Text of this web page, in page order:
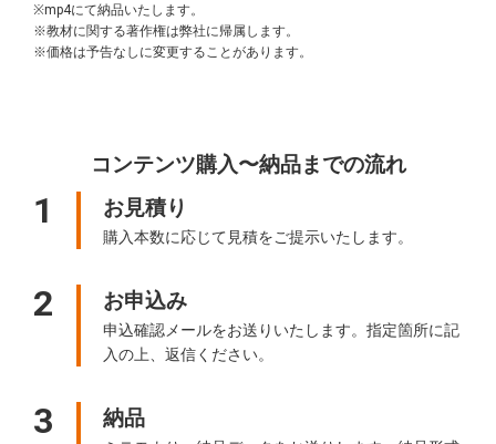
※mp4にて納品いたします。
※教材に関する著作権は弊社に帰属します。
※価格は予告なしに変更することがあります。
コンテンツ購入〜納品までの流れ
1 お見積り
購入本数に応じて見積をご提示いたします。
2 お申込み
申込確認メールをお送りいたします。指定箇所に記
入の上、返信ください。
3 納品